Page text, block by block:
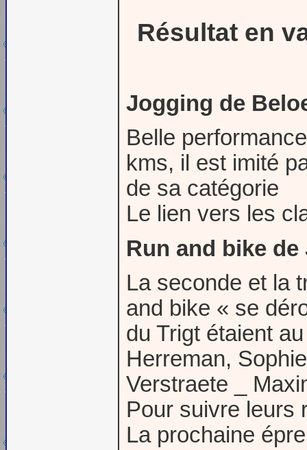
Résultat en
Jogging de
Belle
kms, il est imité
de sa catégorie
Le lien vers les
Run and bike
La seconde et la
and bike « se
du Trigt étaient
Herreman,
Verstraete _
Pour suivre leurs
La prochaine